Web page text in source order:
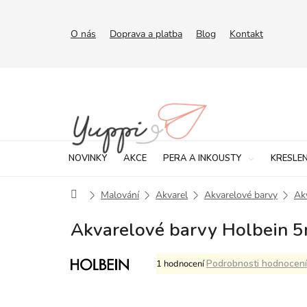
O nás Doprava a platba Blog Kontakt
NOVINKY AKCE PERA A INKOUSTY
DomůMalování Akvarel Akvarelové barvy
Akvarelové barvy Holbein
Průměrné
hodnocení
1 hodnoceníPodrobnosti hodnocení